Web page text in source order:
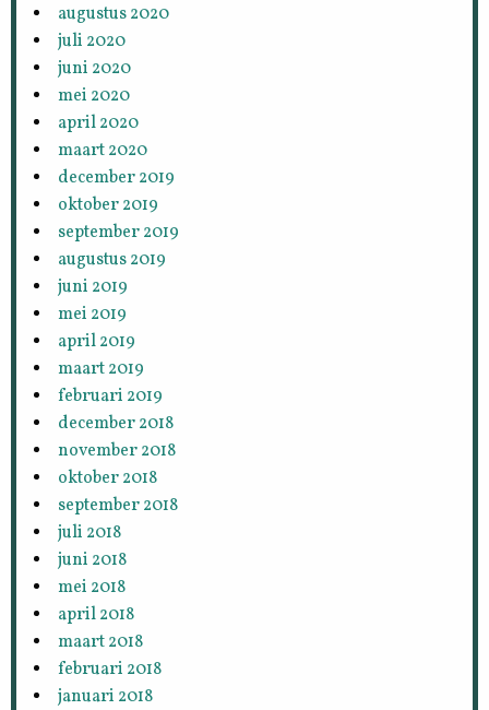
augustus 2020
juli 2020
juni 2020
mei 2020
april 2020
maart 2020
december 2019
oktober 2019
september 2019
augustus 2019
juni 2019
mei 2019
april 2019
maart 2019
februari 2019
december 2018
november 2018
oktober 2018
september 2018
juli 2018
juni 2018
mei 2018
april 2018
maart 2018
februari 2018
januari 2018